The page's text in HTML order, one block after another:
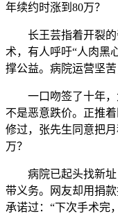
年续约时涨到80万？
长王芸指着开裂的
术，有人呼吁“人肉黑
撑公益。病院运营坚
一口吻签了十年，
不是恶意跌价。正推
修过，张先生同意把
万？
病院已起头找新址
带义务。网友却用捐
承诺过：“下次手术完，